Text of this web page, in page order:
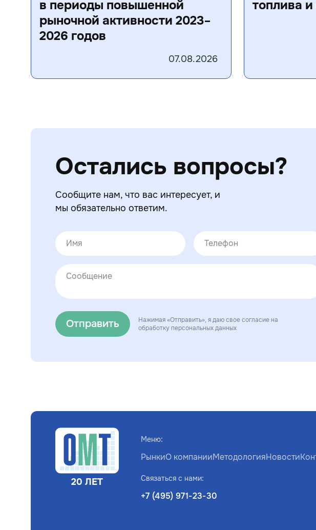
в периоды повышенной
рыночной активности 2023–
2026 годов
07.08.2026
топлива
Остались вопросы?
Сообщите нам, что вас интересует, и
мы обязательно ответим.
Отправить
Нажимая «Отправить», я даю свое согласие на
обработку персональных данных
20 ЛЕТ
Меню:
РынкиО компанииМетодологияНовости
Связаться с нами:
+7 (495) 971-23-30